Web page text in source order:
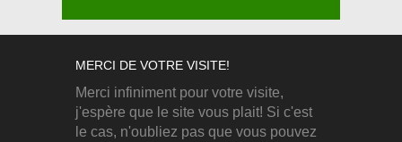
MERCI DE VOTRE VISITE!
Merci infiniment pour votre visite,
j'espère que le site vous plait! Si c'est
le cas, n'oubliez pas que vous pouvez